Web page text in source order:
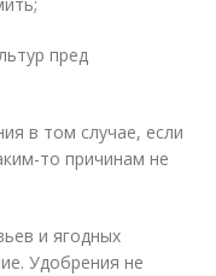
пред
в том случае, если
то причинам не
и ягодных
Удобрения не